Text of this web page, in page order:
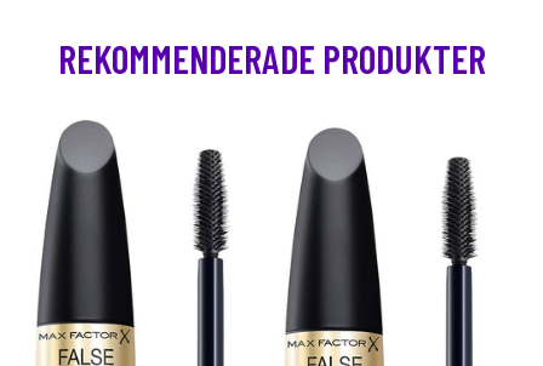
REKOMMENDERADE PRODUKTER